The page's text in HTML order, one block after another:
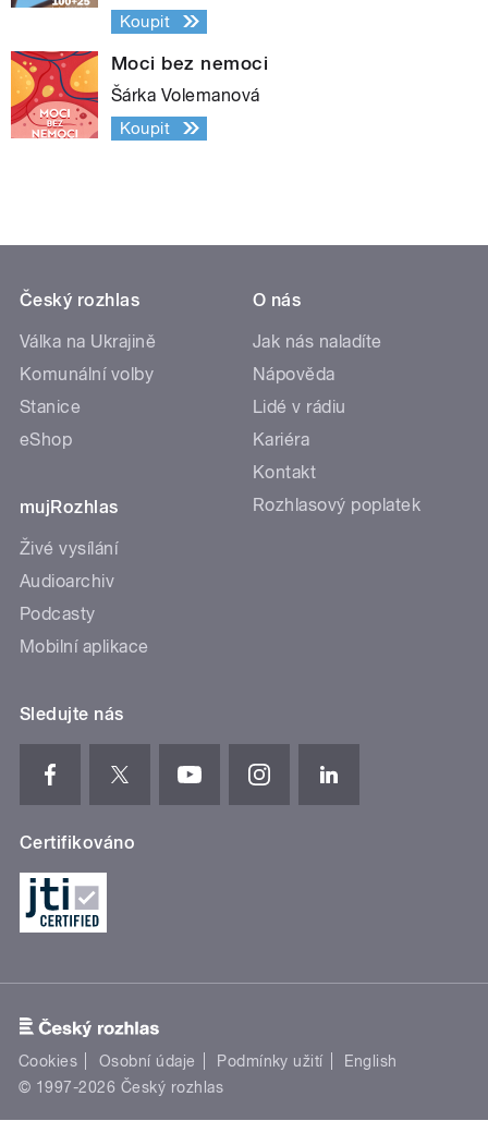
Koupit
Moci bez nemoci
Šárka Volemanová
Koupit
Český rozhlas
Válka na Ukrajině
Komunální volby
Stanice
eShop
mujRozhlas
Živé vysílání
Audioarchiv
Podcasty
Mobilní aplikace
O nás
Jak nás naladíte
Nápověda
Lidé v rádiu
Kariéra
Kontakt
Rozhlasový poplatek
Sledujte nás
Certifikováno
Cookies Osobní údaje Podmínky užití
English
© 1997-2026 Český rozhlas